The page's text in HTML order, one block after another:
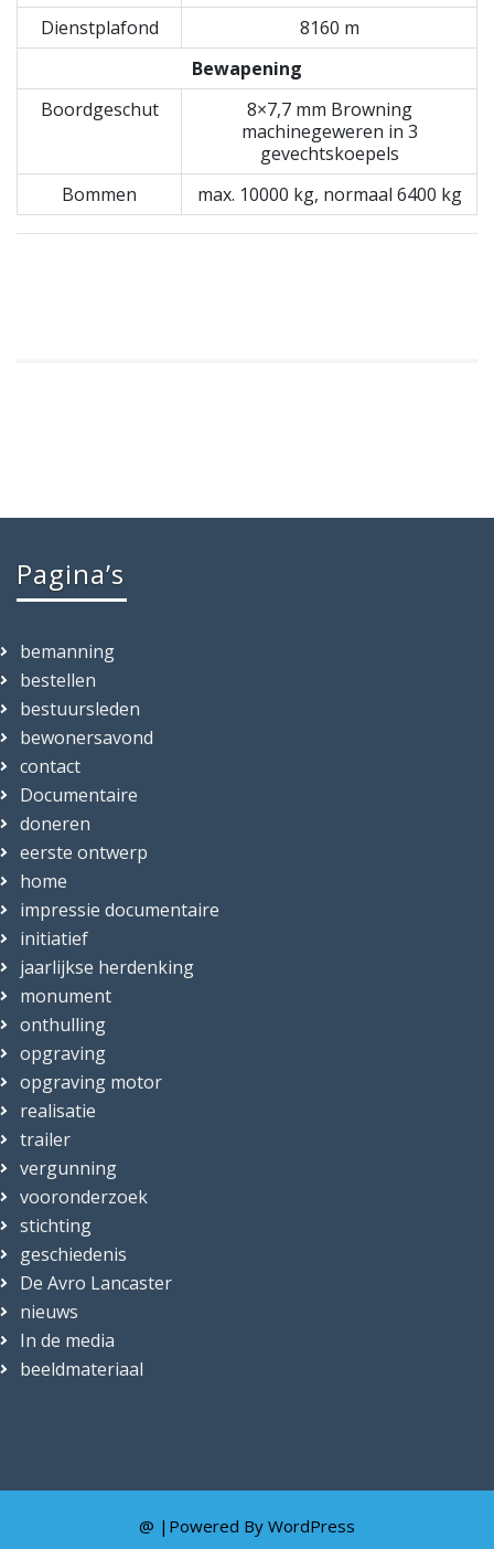
Dienstplafond
8160 m
Bewapening
Boordgeschut
8×7,7 mm Browning
machinegeweren in 3
gevechtskoepels
Bommen
max. 10000 kg, normaal 6400 kg
Pagina’s
bemanning
bestellen
bestuursleden
bewonersavond
contact
Documentaire
doneren
eerste ontwerp
home
impressie documentaire
initiatief
jaarlijkse herdenking
monument
onthulling
opgraving
opgraving motor
realisatie
trailer
vergunning
vooronderzoek
stichting
geschiedenis
De Avro Lancaster
nieuws
In de media
beeldmateriaal
@ |Powered By WordPress